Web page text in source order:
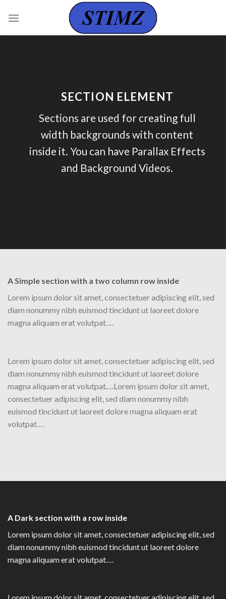
SECTION ELEMENT
Sections are used for creating full
width backgrounds with content
inside it. You can have Parallax Effects
and Background Videos.
A Simple section with a two column row inside
Lorem ipsum dolor sit amet, consectetuer adipiscing elit, sed
diam nonummy nibh euismod tincidunt ut laoreet dolore
magna aliquam erat volutpat….
Lorem ipsum dolor sit amet, consectetuer adipiscing elit, sed
diam nonummy nibh euismod tincidunt ut laoreet dolore
magna aliquam erat volutpat….Lorem ipsum dolor sit amet,
consectetuer adipiscing elit, sed diam nonummy nibh
euismod tincidunt ut laoreet dolore magna aliquam erat
volutpat….
A Dark section with a row inside
Lorem ipsum dolor sit amet, consectetuer adipiscing elit, sed
diam nonummy nibh euismod tincidunt ut laoreet dolore
magna aliquam erat volutpat….